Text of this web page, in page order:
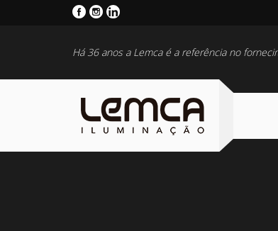
Há 36 anos a Lemca é a referência no